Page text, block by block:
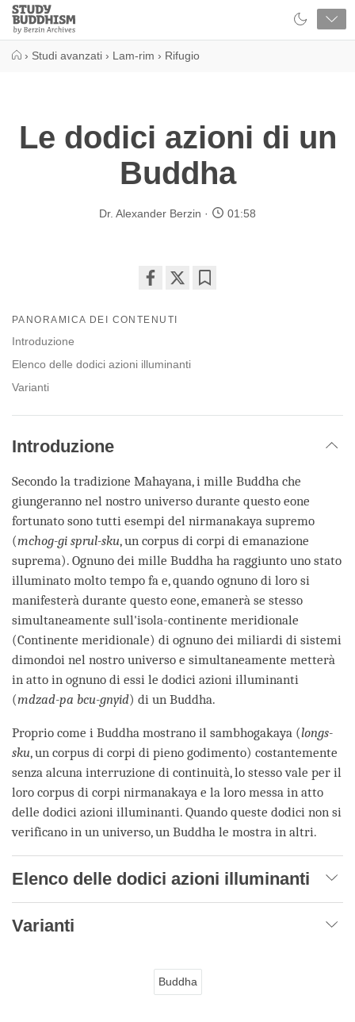
Close
Study
Buddhism
› Studi avanzati › Lam-rim › Rifugio
Le dodici azioni di un
Buddha
Dr. Alexander Berzin 01:58
on
PANORAMICA DEI CONTENUTI
Introduzione
Elenco delle dodici azioni illuminanti
Varianti
Introduzione
Secondo la tradizione Mahayana, i mille Buddha che
giungeranno nel nostro universo durante questo eone
fortunato sono tutti esempi del nirmanakaya supremo
(mchog-gi sprul-sku, un corpus di corpi di emanazione
suprema). Ognuno dei mille Buddha ha raggiunto uno stato
illuminato molto tempo fa e, quando ognuno di loro si
manifesterà durante questo eone, emanerà se stesso
simultaneamente sull'isola-continente meridionale
(Continente meridionale) di ognuno dei miliardi di sistemi
dimondoi nel nostro universo e simultaneamente metterà
in atto in ognuno di essi le dodici azioni illuminanti
(mdzad-pa bcu-gnyid) di un Buddha.
Proprio come i Buddha mostrano il sambhogakaya (longs-
sku, un corpus di corpi di pieno godimento) costantemente
senza alcuna interruzione di continuità, lo stesso vale per il
loro corpus di corpi nirmanakaya e la loro messa in atto
delle dodici azioni illuminanti. Quando queste dodici non si
verificano in un universo, un Buddha le mostra in altri.
Elenco delle dodici azioni illuminanti
Varianti
Buddha